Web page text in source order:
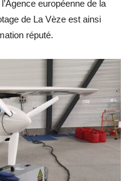
européenne de la
de La Vèze est ainsi
réputé.